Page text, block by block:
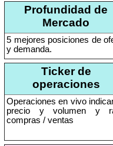
Profundidad de
Mercado
5 mejores posiciones de
y demanda.
Ticker de
operaciones
Operaciones en vivo
precio y volumen y
compras / ventas